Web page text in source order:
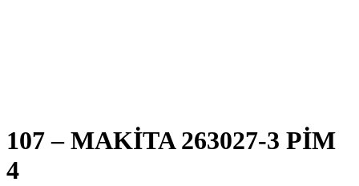
107 – MAKİTA 263027-3 PİM
4